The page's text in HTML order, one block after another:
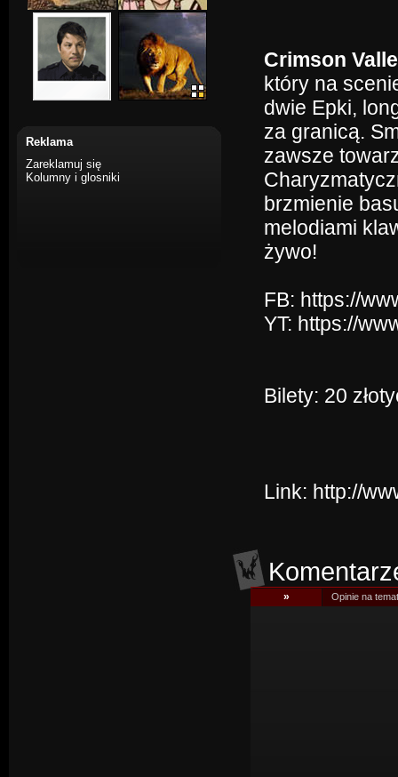
Reklama
Zareklamuj się
Kolumny i glosniki
Crimson
który na
dwie Epki,
za granicą.
zawsze
brzmienie
melodiami
żywo!
FB: https://
YT: https://
Bilety: 20
Link: http://
» Opinie na